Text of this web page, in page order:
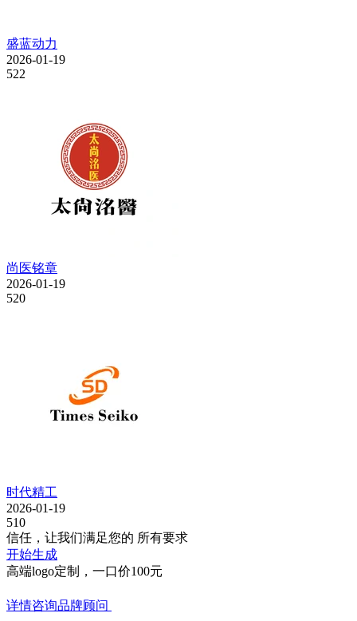
盛蓝动力
2026-01-19
522
尚医铭章
2026-01-19
520
时代精工
2026-01-19
510
信任，让我们满足您的 所有要求
开始生成
高端logo定制，一口价100元
详情咨询品牌顾问